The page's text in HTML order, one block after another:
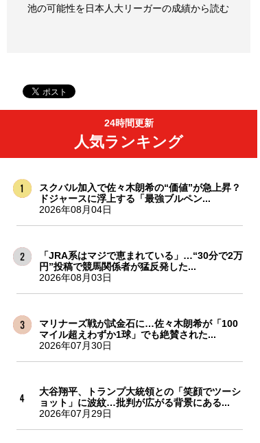
池の可能性を日本人大リーガーの成績から読む
24時間更新
人気ランキング
スクバル加入で佐々木朗希の“価値”が急上昇？
ドジャースに浮上する「最強ブルペン...
2026年08月04日
「JRA系はマジで恵まれている」…“30分で2万
円”投稿で競馬関係者が猛反発した...
2026年08月03日
マリナーズ戦が試金石に…佐々木朗希が「100
マイル超えわずか1球」でも絶賛された...
2026年07月30日
大谷翔平、トランプ大統領との「笑顔でツーシ
ョット」に波紋…批判が広がる背景にある...
2026年07月29日